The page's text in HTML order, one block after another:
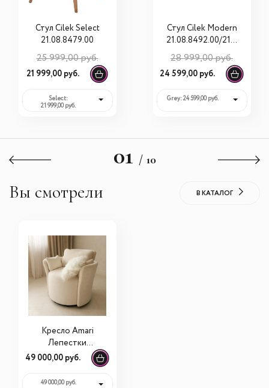
Стул Cilek Select
21.08.8479.00
25 999,00 руб.
21 999,00 руб.
Select:
21 999,00 руб.
Стул Cilek Modern
21.08.8492.00/21.0
28 999,00 руб.
24 599,00 руб.
Grey: 24 599,00 руб.
01 / 10
Вы смотрели В КАТАЛОГ
Кресло Amari
Лепестки
крутящееся
49 000,00 руб.
49 000,00 руб.